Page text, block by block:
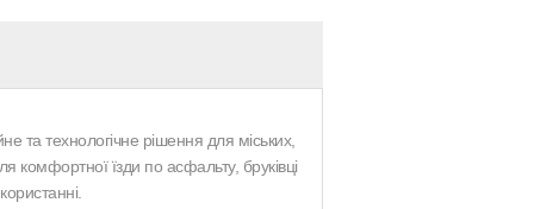
та технологічне рішення для міських,
комфортної їзди по асфальту, бруківці